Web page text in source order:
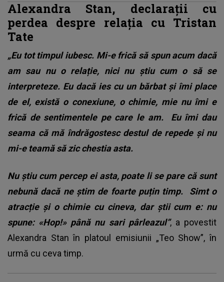
Alexandra Stan, declarații cu
perdea despre relația cu Tristan
Tate
„Eu tot timpul iubesc. Mi-e frică să spun acum dacă
am sau nu o relație, nici nu știu cum o să se
interpreteze. Eu dacă ies cu un bărbat și îmi place
de el, există o conexiune, o chimie, mie nu îmi e
frică de sentimentele pe care le am. Eu îmi dau
seama că mă îndrăgostesc destul de repede și nu
mi-e teamă să zic chestia asta.
Nu știu cum percep ei asta, poate li se pare că sunt
nebună dacă ne știm de foarte puțin timp. Simt o
atracție și o chimie cu cineva, dar știi cum e: nu
spune: «Hop!» până nu sari pârleazul”, a povestit
Alexandra Stan în platoul emisiunii „Teo Show”, în
urmă cu ceva timp.